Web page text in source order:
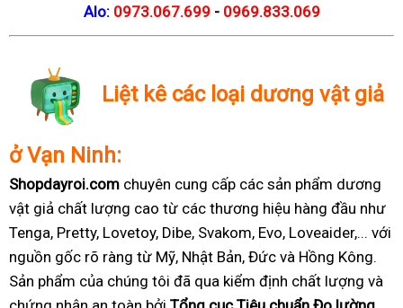
Alo: 0973.067.699 - 0969.833.069
Liệt kê các loại dương vật giả
ở Vạn Ninh:
Shopdayroi.com chuyên cung cấp các sản phẩm dương
vật giả chất lượng cao từ các thương hiệu hàng đầu như
Tenga, Pretty, Lovetoy, Dibe, Svakom, Evo, Loveaider,... với
nguồn gốc rõ ràng từ Mỹ, Nhật Bản, Đức và Hồng Kông.
Sản phẩm của chúng tôi đã qua kiểm định chất lượng và